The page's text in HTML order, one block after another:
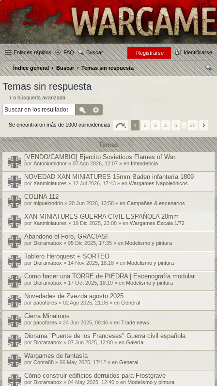
Enlaces rápidos FAQ Buscar Identificarse
Registrarse
Índice general Buscar
Temas sin respuesta
Temas sin respuesta
Ir a búsqueda avanzada
Se encontraron más de 1000 coincidencias 1 2 3 4 5 20
Temas
[VENDO/CAMBIO] Ejercito Sovieticos Flames of War.
por Antoniomidnor » 07 Ago 2026, 12:07 » en Intendencia
NOVEDAD XAN MINIATURES 15mm Baden infantería 1809
por Xanminiatures » 12 Jul 2026, 17:43 » en Wargames Napoleónicos
COLINA 112
por miguelondrio » 20 Jun 2026, 13:58 » en Campañas & escenarios
XAN MINIATURES GUERRA CIVIL ESPAÑOLA 20mm
por Xanminiatures » 19 Dic 2025, 23:08 » en Wargames Escala 1/72
Abandono el Foro, GRACIAS!
por Dioramabox » 05 Dic 2025, 17:35 » en Modelismo y pintura
Tablero Heroquest + SORTEO
por Dioramabox » 14 Nov 2025, 18:18 » en Modelismo y pintura
Como hacer una TORRE de PIEDRA | Escenografía modular
por Dioramabox » 17 Oct 2025, 18:19 » en Modelismo y pintura
Novedades de Zvezda agosto 2025
por pacofores » 02 Ago 2025, 21:06 » en General
Cierra Minairons
por pacofores » 24 Jun 2025, 08:46 » en Trade news
Diorama "Puente de los Franceses" Guerra civil española
por Dioramabox » 07 Jun 2025, 12:00 » en Galería
Wargames de fantasía
por Conra88 » 06 May 2025, 17:12 » en General
Cómo construir edificios derruidos para Frostgrave
por Dioramabox » 04 May 2025, 12:40 » en Modelismo y pintura